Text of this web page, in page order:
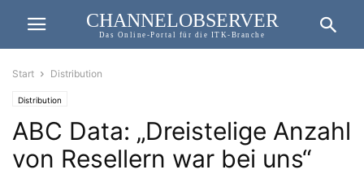
CHANNELOBSERVER
Das Online-Portal für die ITK-Branche
Start Distribution
Distribution
ABC Data: „Dreistelige Anzahl
von Resellern war bei uns“